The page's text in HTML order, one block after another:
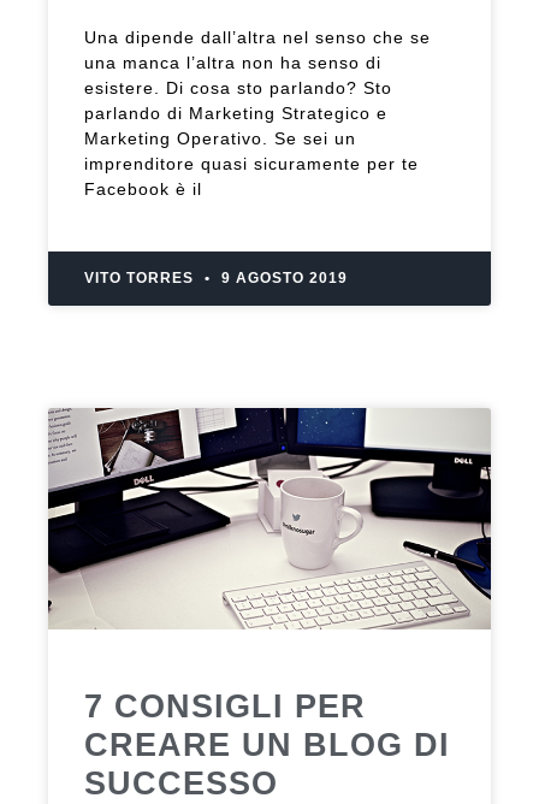
Una dipende dall’altra nel senso che se
una manca l’altra non ha senso di
esistere. Di cosa sto parlando? Sto
parlando di Marketing Strategico e
Marketing Operativo. Se sei un
imprenditore quasi sicuramente per te
Facebook è il
VITO TORRES 9 AGOSTO 2019
7 CONSIGLI PER
CREARE UN BLOG DI
SUCCESSO